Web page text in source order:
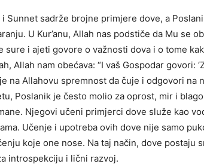
i Sunnet sadrže brojne primjere dove, a
U Kur’anu, Allah nas podstiče da Mu se
sure i ajeti govore o važnosti dova i o tome
Allah nam obećava: “I vaš Gospodar govori:
na Allahovu spremnost da čuje i odgovori na
Poslanik je često molio za oprost, mir i
Njegovi učeni primjerci dove služe kao
Učenje i upotreba ovih dove nije samo
koje one nose. Na taj način, dove postaju
introspekciju i lični razvoj.